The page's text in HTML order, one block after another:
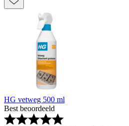
HG vetweg 500 ml
Best beoordeeld